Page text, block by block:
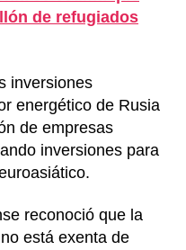
de refugiados
inversiones
energético de Rusia
de empresas
inversiones para
reconoció que la
está exenta de